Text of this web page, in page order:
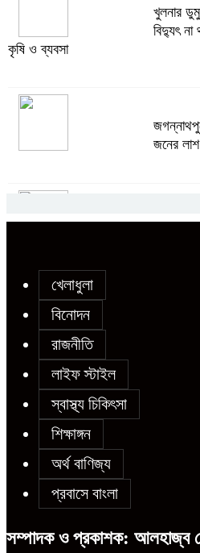
অস্ত্র
১০ দিনের
পারে
আশ্বাস প্রশাসকের
উন্নয়ন কে
খুলনার
বিদ্যুৎ
কৃষি ও ব্যবসা
জনের
খেলাধুলা
বিনোদন
রাজনীতি
লাইফ স্টাইল
স্বাস্থ্য চিকিৎসা
শিক্ষাঙ্গন
অর্থ বাণিজ্য
প্রবাসে বাংলা
সম্পাদক ও প্রকাশক: আলহাজ্ব